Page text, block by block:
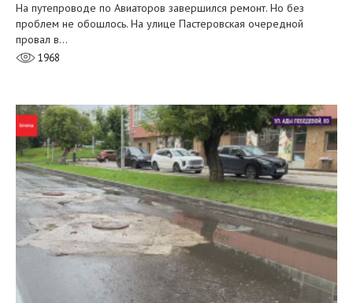
На путепроводе по Авиаторов завершился ремонт. Но без
проблем не обошлось. На улице Пастеровская очередной
провал в…
1968